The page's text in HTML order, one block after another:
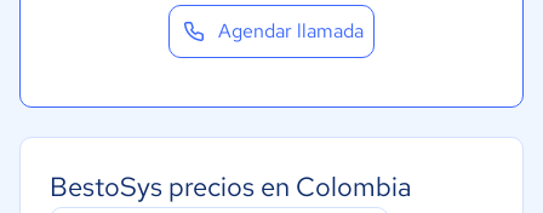
Agendar llamada
BestoSys precios en Colombia